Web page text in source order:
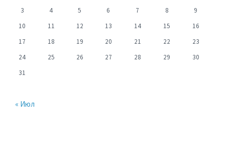
3
4 5 6 7 8
9
10
11 12 13 14 15
16
17
18 19 20 21 22
23
24
25 26 27 28 29
30
31
« Июл